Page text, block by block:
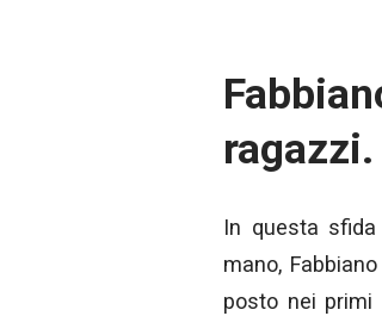
In questa sfida
mano,
posto nei primi